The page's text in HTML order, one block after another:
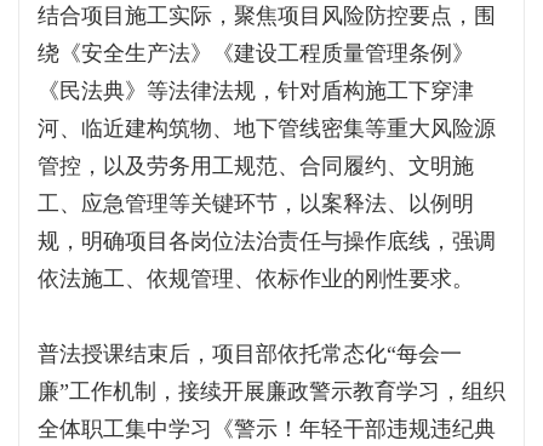
结合项目施工实际，聚焦项目风险防控要点，围
绕《安全生产法》《建设工程质量管理条例》
《民法典》等法律法规，针对盾构施工下穿津
河、临近建构筑物、地下管线密集等重大风险源
管控，以及劳务用工规范、合同履约、文明施
工、应急管理等关键环节，以案释法、以例明
规，明确项目各岗位法治责任与操作底线，强调
依法施工、依规管理、依标作业的刚性要求。
普法授课结束后，项目部依托常态化“每会一
廉”工作机制，接续开展廉政警示教育学习，组织
全体职工集中学习《警示！年轻干部违规违纪典